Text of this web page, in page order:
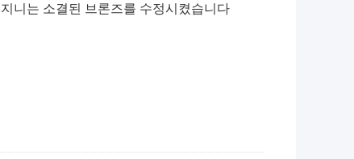
니는 소결된 브론즈를 수정시켰습니다